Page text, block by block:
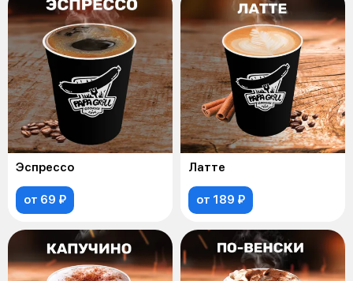
Эспрессо
от 69 ₽
Латте
от 189 ₽